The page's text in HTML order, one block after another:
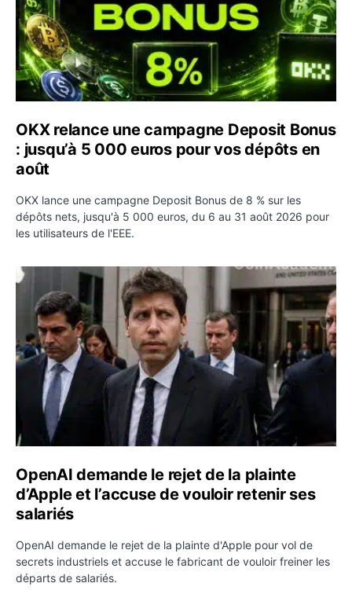
OKX relance une campagne Deposit Bonus
: jusqu’à 5 000 euros pour vos dépôts en
août
OKX lance une campagne Deposit Bonus de 8 % sur les
dépôts nets, jusqu'à 5 000 euros, du 6 au 31 août 2026 pour
les utilisateurs de l'EEE.
OpenAI demande le rejet de la plainte d’Apple et
OpenAI demande le rejet de la plainte
d’Apple et l’accuse de vouloir retenir ses
salariés
OpenAI demande le rejet de la plainte d'Apple pour vol de
secrets industriels et accuse le fabricant de vouloir freiner les
départs de salariés.